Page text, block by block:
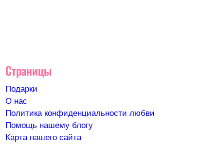
Страницы
Подарки
О нас
Политика конфиденциальности любви
Помощь нашему блогу
Карта нашего сайта